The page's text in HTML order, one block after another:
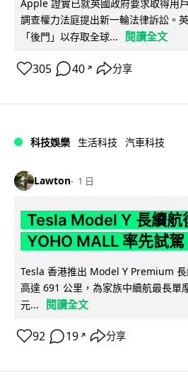
Apple 證實已就英國政府要求取得用
調查權力法庭提出新一輪法律訴訟。
「後門」以存取全球...
閱讀全文
305 40 ↗ 分享
科技娛樂 生活科技 汽車科技
Lawton 1 日
Tesla Model Y 長續航
YOHO MALL 率先試駕
Tesla 香港推出 Model Y Premium
高達 691 公里，為家族中續航最長單
元...
閱讀全文
92 19 ↗ 分享